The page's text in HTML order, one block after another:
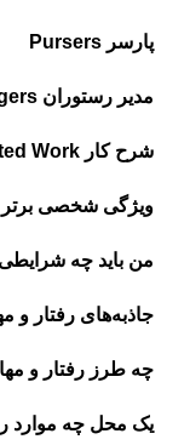
پارسر Pursers
مدیر رستوران Restaurant Managers
شرح کار Related Work
ویژگی شخصی برتر
من باید چه
جاذبه‌های رفتار
چه طرز رفتار و
یک محل چه موارد